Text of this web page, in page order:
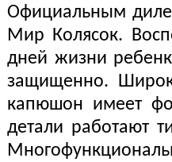
Официальным
Мир Колясок.
дней жизни
защищенно.
капюшон имеет
детали работают